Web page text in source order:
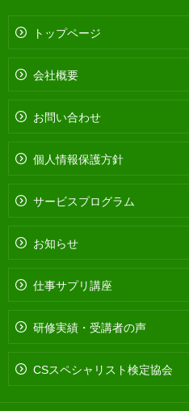
トップページ
会社概要
お問い合わせ
個人情報保護方針
サービスプログラム
お知らせ
仕事サプリ講座
研修実績・受講者の声
CSスペシャリスト検定協会